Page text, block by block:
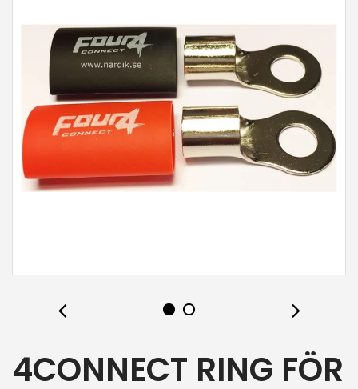
4CONNECT RING FÖR